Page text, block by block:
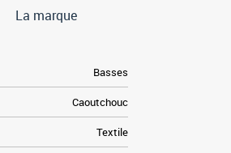
La marque
Basses
Caoutchouc
Textile